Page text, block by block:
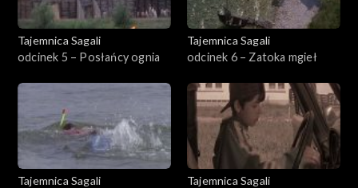
Tajemnica Sagali
odcinek 5 – Posłańcy ognia
Tajemnica Sagali
odcinek 6 – Zatoka mgieł
Tajemnica Sagali
Tajemnica Sagali